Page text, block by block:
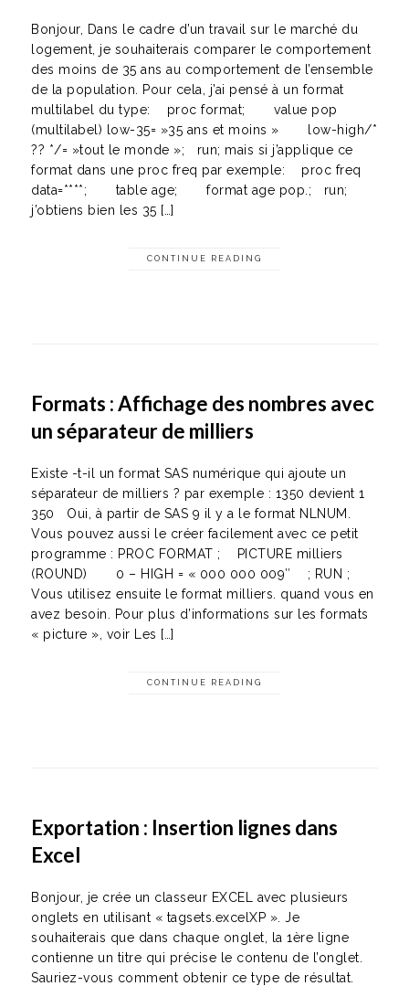
Bonjour, Dans le cadre d’un travail sur le marché du
logement, je souhaiterais comparer le comportement
des moins de 35 ans au comportement de l’ensemble
de la population. Pour cela, j’ai pensé à un format
multilabel du type: proc format; value pop
(multilabel) low-35= »35 ans et moins » low-high/*
?? */= »tout le monde »; run; mais si j’applique ce
format dans une proc freq par exemple: proc freq
data=****; table age; format age pop.; run;
j’obtiens bien les 35 […]
CONTINUE READING
Formats : Affichage des nombres avec
un séparateur de milliers
Existe -t-il un format SAS numérique qui ajoute un
séparateur de milliers ? par exemple : 1350 devient 1
350 Oui, à partir de SAS 9 il y a le format NLNUM.
Vous pouvez aussi le créer facilement avec ce petit
programme : PROC FORMAT ; PICTURE milliers
(ROUND) 0 – HIGH = « 000 000 009″ ; RUN ;
Vous utilisez ensuite le format milliers. quand vous en
avez besoin. Pour plus d’informations sur les formats
« picture », voir Les […]
CONTINUE READING
Exportation : Insertion lignes dans
Excel
Bonjour, je crée un classeur EXCEL avec plusieurs
onglets en utilisant « tagsets.excelXP ». Je
souhaiterais que dans chaque onglet, la 1ère ligne
contienne un titre qui précise le contenu de l’onglet.
Sauriez-vous comment obtenir ce type de résultat.